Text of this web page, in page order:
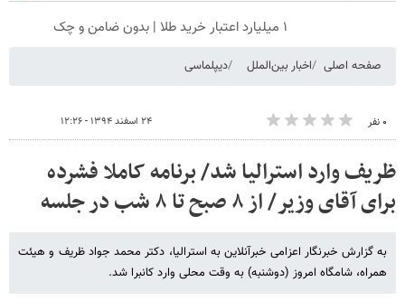
۱ میلیارد اعتبار خرید طلا | بدون ضامن و چک
صفحه اصلی اخبار بین‌الملل دیپلماسی
۰ نفر ۲۴ اسفند ۱۳۹۴ - ۱۲:۲۶
ظریف وارد استرالیا شد/ برنامه کاملا فشرده
برای آقای وزیر/ از ٨ صبح تا ٨ شب در جلسه
به گزارش خبرنگار اعزامی خبرآنلاین به استرالیا، دکتر محمد جواد ظریف و هیئت
همراه، شامگاه امروز (دوشنبه) به وقت محلی وارد کانبرا شد.